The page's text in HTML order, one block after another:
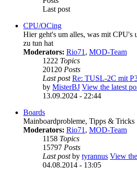
Last post
CPU/OCing
Hier geht's um alles, was mit CPU's
zu tun hat
Moderators: Rio71, MOD-Team
1222 Topics
20120 Posts
Last post Re: TUSL-2C mit
by MisterBJ View the latest
13.09.2024 - 22:44
Boards
Mainboardprobleme, Tipps & Tricks
Moderators: Rio71, MOD-Team
1158 Topics
15797 Posts
Last postby tyrannus View
04.08.2014 - 13:05